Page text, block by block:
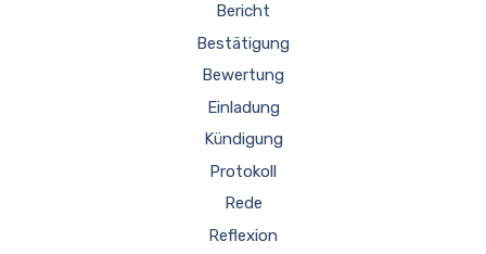
Bericht
Bestätigung
Bewertung
Einladung
Kündigung
Protokoll
Rede
Reflexion